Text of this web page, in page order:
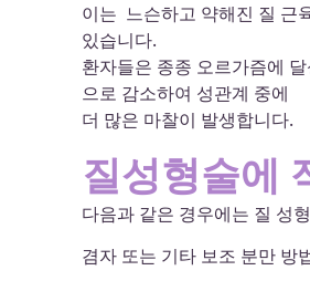
이는 느슨하고 약해진 질 근
있습니다.
환자들은 종종 오르가즘에
으로 감소하여 성관계 중에
더 많은 마찰이 발생합니다.
질성형술에
다음과 같은 경우에는 질 성
겸자 또는 기타 보조 분만 방